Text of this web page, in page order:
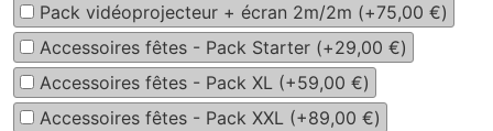
Pack vidéoprojecteur + écran 2m/2m (+75,00 €)
Accessoires fêtes - Pack Starter (+29,00 €)
Accessoires fêtes - Pack XL (+59,00 €)
Accessoires fêtes - Pack XXL (+89,00 €)